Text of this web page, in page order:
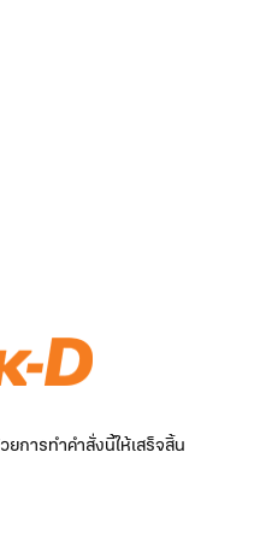
การทำคำสั่งนี้ให้เสร็จสิ้น